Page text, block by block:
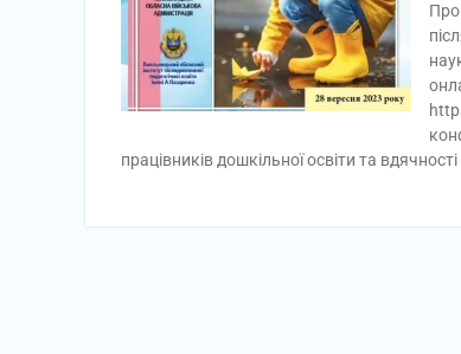
працівників дошкільної освіти та вдячності